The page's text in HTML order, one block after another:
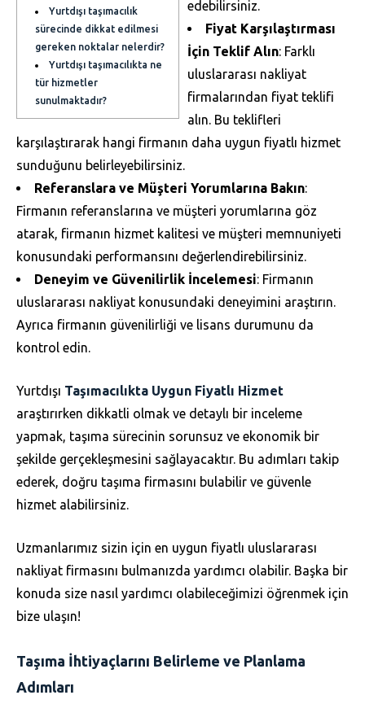
Yurtdışı taşımacılık
sürecinde dikkat edilmesi
gereken noktalar nelerdir?
Yurtdışı taşımacılıkta ne
tür hizmetler
sunulmaktadır?
edebilirsiniz.
Fiyat Karşılaştırması
İçin Teklif Alın: Farklı
uluslararası nakliyat
firmalarından fiyat teklifi
alın. Bu teklifleri
karşılaştırarak hangi firmanın daha uygun fiyatlı hizmet
sunduğunu belirleyebilirsiniz.
Referanslara ve Müşteri Yorumlarına Bakın:
Firmanın referanslarına ve müşteri yorumlarına göz
atarak, firmanın hizmet kalitesi ve müşteri memnuniyeti
konusundaki performansını değerlendirebilirsiniz.
Deneyim ve Güvenilirlik İncelemesi: Firmanın
uluslararası nakliyat konusundaki deneyimini araştırın.
Ayrıca firmanın güvenilirliği ve lisans durumunu da
kontrol edin.
Yurtdışı Taşımacılıkta Uygun Fiyatlı Hizmet
araştırırken dikkatli olmak ve detaylı bir inceleme
yapmak, taşıma sürecinin sorunsuz ve ekonomik bir
şekilde gerçekleşmesini sağlayacaktır. Bu adımları takip
ederek, doğru taşıma firmasını bulabilir ve güvenle
hizmet alabilirsiniz.
Uzmanlarımız sizin için en uygun fiyatlı uluslararası
nakliyat firmasını bulmanızda yardımcı olabilir. Başka bir
konuda size nasıl yardımcı olabileceğimizi öğrenmek için
bize ulaşın!
Taşıma İhtiyaçlarını Belirleme ve Planlama
Adımları